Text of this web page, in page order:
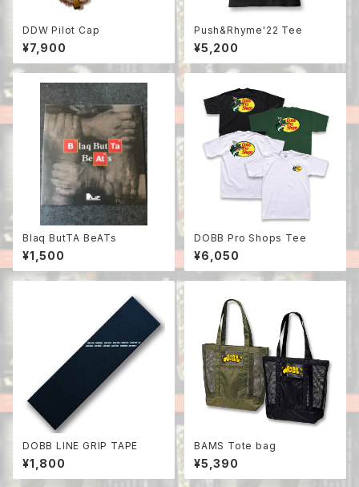
DDW Pilot Cap
¥7,900
Push&Rhyme'22 Tee
¥5,200
Blaq ButTA BeATs
¥1,500
DOBB Pro Shops Tee
¥6,050
DOBB LINE GRIP TAPE
¥1,800
BAMS Tote bag
¥5,390